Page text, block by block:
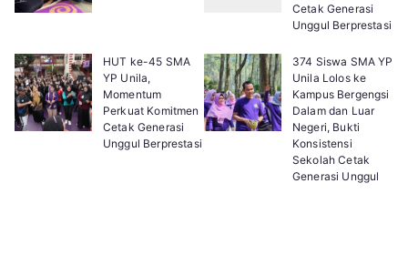
Cetak Generasi
Unggul Berprestasi
HUT ke-45 SMA
YP Unila,
Momentum
Perkuat Komitmen
Cetak Generasi
Unggul Berprestasi
374 Siswa SMA YP
Unila Lolos ke
Kampus Bergengsi
Dalam dan Luar
Negeri, Bukti
Konsistensi
Sekolah Cetak
Generasi Unggul